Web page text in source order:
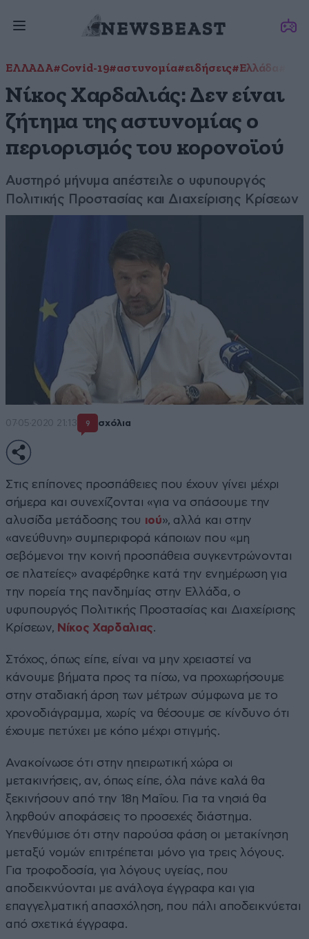
ΕΛΛΑΔΑ#Covid-19#αστυνομία#ειδήσεις#Ελλάδα
Νίκος Χαρδαλιάς: Δεν είναι
ζήτημα της αστυνομίας ο
περιορισμός του κορονοϊού
Αυστηρό μήνυμα απέστειλε ο υφυπουργός
Πολιτικής Προστασίας και Διαχείρισης Κρίσεων
07·05·2020 21:13 9 σχόλια
Στις επίπονες προσπάθειες που έχουν γίνει μέχρι
σήμερα και συνεχίζονται «για να σπάσουμε την
αλυσίδα μετάδοσης του ιού», αλλά και στην
«ανεύθυνη» συμπεριφορά κάποιων που «μη
σεβόμενοι την κοινή προσπάθεια συγκεντρώνονται
σε πλατείες» αναφέρθηκε κατά την ενημέρωση για
την πορεία της πανδημίας στην Ελλάδα, ο
υφυπουργός Πολιτικής Προστασίας και Διαχείρισης
Κρίσεων, Νίκος Χαρδαλιας.
Στόχος, όπως είπε, είναι να μην χρειαστεί να
κάνουμε βήματα προς τα πίσω, να προχωρήσουμε
στην σταδιακή άρση των μέτρων σύμφωνα με το
χρονοδιάγραμμα, χωρίς να θέσουμε σε κίνδυνο ότι
έχουμε πετύχει με κόπο μέχρι στιγμής.
Ανακοίνωσε ότι στην ηπειρωτική χώρα οι
μετακινήσεις, αν, όπως είπε, όλα πάνε καλά θα
ξεκινήσουν από την 18η Μαΐου. Για τα νησιά θα
ληφθούν αποφάσεις το προσεχές διάστημα.
Υπενθύμισε ότι στην παρούσα φάση οι μετακίνηση
μεταξύ νομών επιτρέπεται μόνο για τρεις λόγους.
Για τροφοδοσία, για λόγους υγείας, που
αποδεικνύονται με ανάλογα έγγραφα και για
επαγγελματική απασχόληση, που πάλι αποδεικνύεται
από σχετικά έγγραφα.